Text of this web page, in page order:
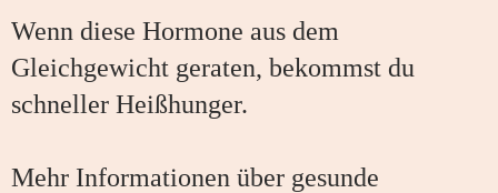
Wenn diese Hormone aus dem
Gleichgewicht geraten, bekommst du
schneller Heißhunger.
Mehr Informationen über gesunde